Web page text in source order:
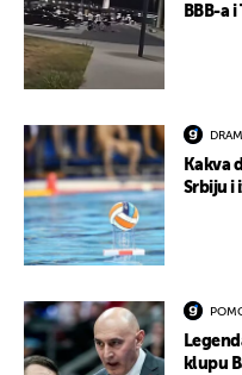
BBB-a
Kakva
Srbiju i
klupu